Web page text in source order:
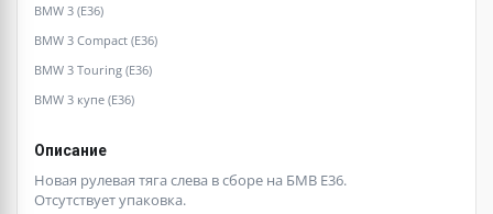
BMW 3 (E36)
BMW 3 Compact (E36)
BMW 3 Touring (E36)
BMW 3 купе (E36)
Описание
Новая рулевая тяга слева в сборе на БМВ Е36.
Отсутствует упаковка.